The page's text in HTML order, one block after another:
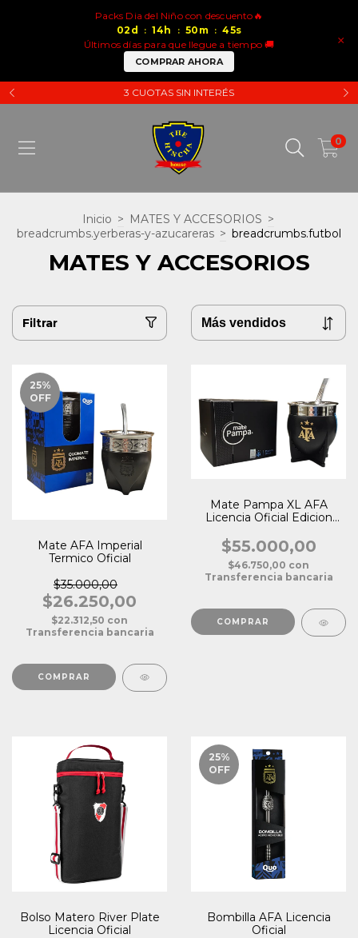
×
Packs Dia del Niño con descuento🔥
02 d : 14 h : 50 m : 44s
Últimos días para que llegue a tiempo 🚚
COMPRAR AHORA
3 CUOTAS SIN INTERÉS
0
Inicio > MATES Y ACCESORIOS >
breadcrumbs.yerberas-y-azucareras > breadcrumbs.futbol
MATES Y ACCESORIOS
Filtrar
25%
OFF
Mate AFA Imperial
Termico Oficial
$35.000,00
$26.250,00
$22.312,50 con
Transferencia bancaria
Mate Pampa XL AFA
Licencia Oficial Edicion
$55.000,00
$46.750,00 con
Transferencia bancaria
Bolso Matero River Plate
Licencia Oficial
25%
OFF
Bombilla AFA Licencia
Oficial